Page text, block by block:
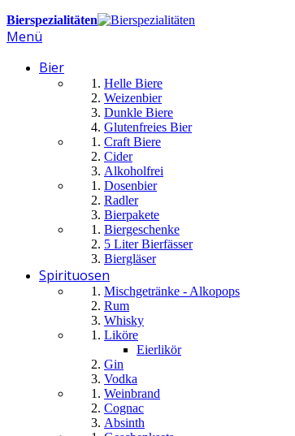
Bierspezialitäten
Menü
Bier
Helle Biere
Weizenbier
Dunkle Biere
Glutenfreies Bier
Craft Biere
Cider
Alkoholfrei
Dosenbier
Radler
Bierpakete
Biergeschenke
5 Liter Bierfässer
Biergläser
Spirituosen
Mischgetränke - Alkopops
Rum
Whisky
Liköre
Eierlikör
Gin
Vodka
Weinbrand
Cognac
Absinth